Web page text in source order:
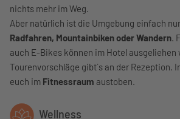
nichts mehr im Weg.
Aber natürlich ist die Umgebung einfach nur
Radfahren, Mountainbiken oder Wandern.
auch E-Bikes können im Hotel ausgeliehen
Tourenvorschläge gibt`s an der Rezeption.
euch im Fitnessraum austoben.
Wellness